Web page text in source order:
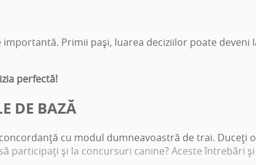
Primii paşi, luarea deciziilor poate deveni
perfectă!
DE BAZĂ
cu modul dumneavoastră de trai. Duceţi
participaţi şi la concursuri canine? Aceste întrebări